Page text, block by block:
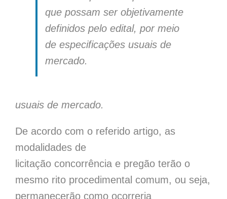
que possam ser objetivamente
definidos pelo edital, por meio
de especificações usuais de
mercado.
usuais de mercado.
De acordo com o referido artigo, as
modalidades de
licitação concorrência e pregão terão o
mesmo rito procedimental comum, ou seja,
permanecerão como ocorreria